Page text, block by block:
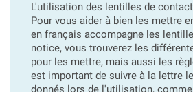
L'utilisation des lentilles de
Pour vous aider à bien les mettre
en français accompagne les
notice, vous trouverez les
pour les mettre, mais aussi les
est important de suivre à la lettre